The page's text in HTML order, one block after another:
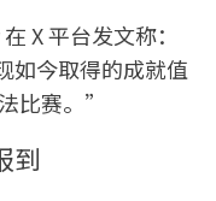
X 平台发文称：
如今取得的成就值
比赛。”
到